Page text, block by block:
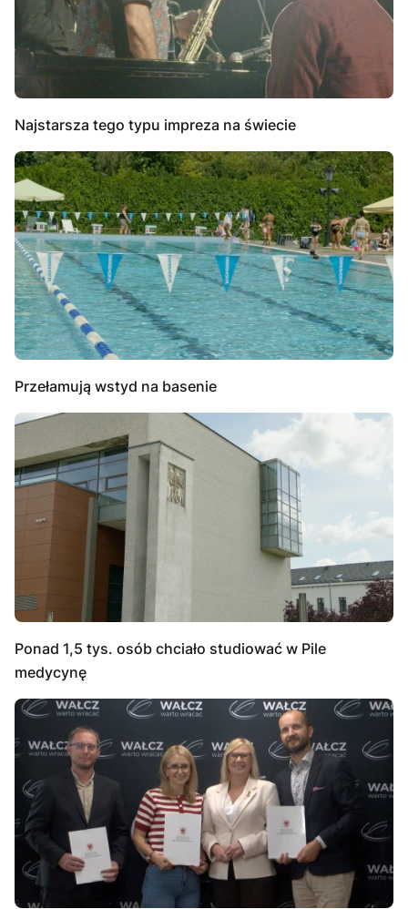
Najstarsza tego typu impreza na świecie
Przełamują wstyd na basenie
Ponad 1,5 tys. osób chciało studiować w Pile
medycynę